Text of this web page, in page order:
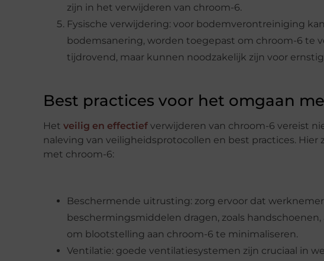
zijn in het verwijderen van chroom-6.
Fysische verwijdering: voor bodemverontreiniging
bodemsanering, worden toegepast om chroom-6 te
tijdrovend, maar kunnen noodzakelijk zijn voor
Best practices voor het omgaan
Het veilig en effectief verwijderen van chroom-6 vereist
naleving van veiligheidsprotocollen en best practices.
met chroom-6:
Beschermende uitrusting: zorg ervoor dat
beschermingsmiddelen dragen, zoals
om blootstelling aan chroom-6 te minimaliseren.
Ventilatie: goede ventilatiesystemen zijn cruciaal in